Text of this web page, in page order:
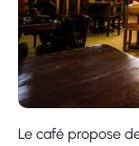
Le café propose